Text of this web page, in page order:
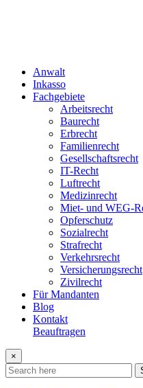
Anwalt
Inkasso
Fachgebiete
Arbeitsrecht
Baurecht
Erbrecht
Familienrecht
Gesellschaftsrecht
IT-Recht
Luftrecht
Medizinrecht
Miet- und WEG-
Opferschutz
Sozialrecht
Strafrecht
Verkehrsrecht
Versicherungsrecht
Zivilrecht
Für Mandanten
Blog
Kontakt
Beauftragen
×